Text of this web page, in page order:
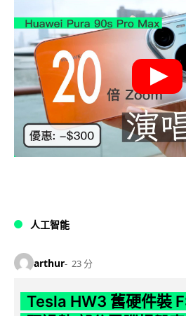
人工智能
arthur 23 分
Tesla HW3 舊硬件裝